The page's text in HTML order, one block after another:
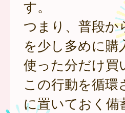
す。
つまり、普段か
を少し多めに購
使った分だけ買
この行動を循環
に置いておく備